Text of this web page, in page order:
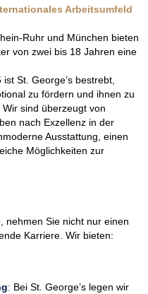
Arbeitsumfeld
Ruhr und München bieten
von zwei bis 18 Jahren eine
St. George’s bestrebt,
zu fördern und ihnen zu
sind überzeugt von
nach Exzellenz in der
Ausstattung, einen
Möglichkeiten zur
nehmen Sie nicht nur einen
Karriere. Wir bieten:
: Bei St. George’s legen wir